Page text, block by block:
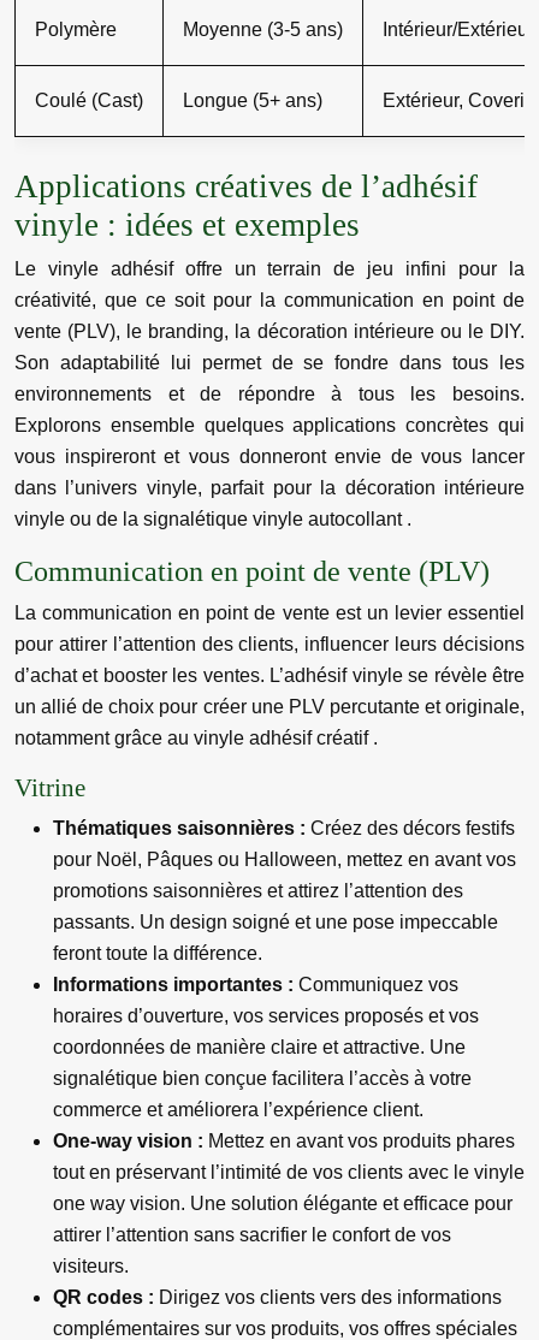
Polymère Moyenne (3-5 ans) Intérieur/
Coulé (Cast) Longue (5+ ans) Extérieur,
Applications créatives de l’adhésif
vinyle : idées et exemples
Le vinyle adhésif offre un terrain de jeu infini pour la
créativité, que ce soit pour la communication en point de
vente (PLV), le branding, la décoration intérieure ou le DIY.
Son adaptabilité lui permet de se fondre dans tous les
environnements et de répondre à tous les besoins.
Explorons ensemble quelques applications concrètes qui
vous inspireront et vous donneront envie de vous lancer
dans l’univers vinyle, parfait pour la décoration intérieure
vinyle ou de la signalétique vinyle autocollant .
Communication en point de vente (PLV)
La communication en point de vente est un levier essentiel
pour attirer l’attention des clients, influencer leurs décisions
d’achat et booster les ventes. L’adhésif vinyle se révèle être
un allié de choix pour créer une PLV percutante et originale,
notamment grâce au vinyle adhésif créatif .
Vitrine
Thématiques saisonnières : Créez des décors festifs
pour Noël, Pâques ou Halloween, mettez en avant vos
promotions saisonnières et attirez l’attention des
passants. Un design soigné et une pose impeccable
feront toute la différence.
Informations importantes : Communiquez vos
horaires d’ouverture, vos services proposés et vos
coordonnées de manière claire et attractive. Une
signalétique bien conçue facilitera l’accès à votre
commerce et améliorera l’expérience client.
One-way vision : Mettez en avant vos produits phares
tout en préservant l’intimité de vos clients avec le vinyle
one way vision. Une solution élégante et efficace pour
attirer l’attention sans sacrifier le confort de vos
visiteurs.
QR codes : Dirigez vos clients vers des informations
complémentaires sur vos produits, vos offres spéciales